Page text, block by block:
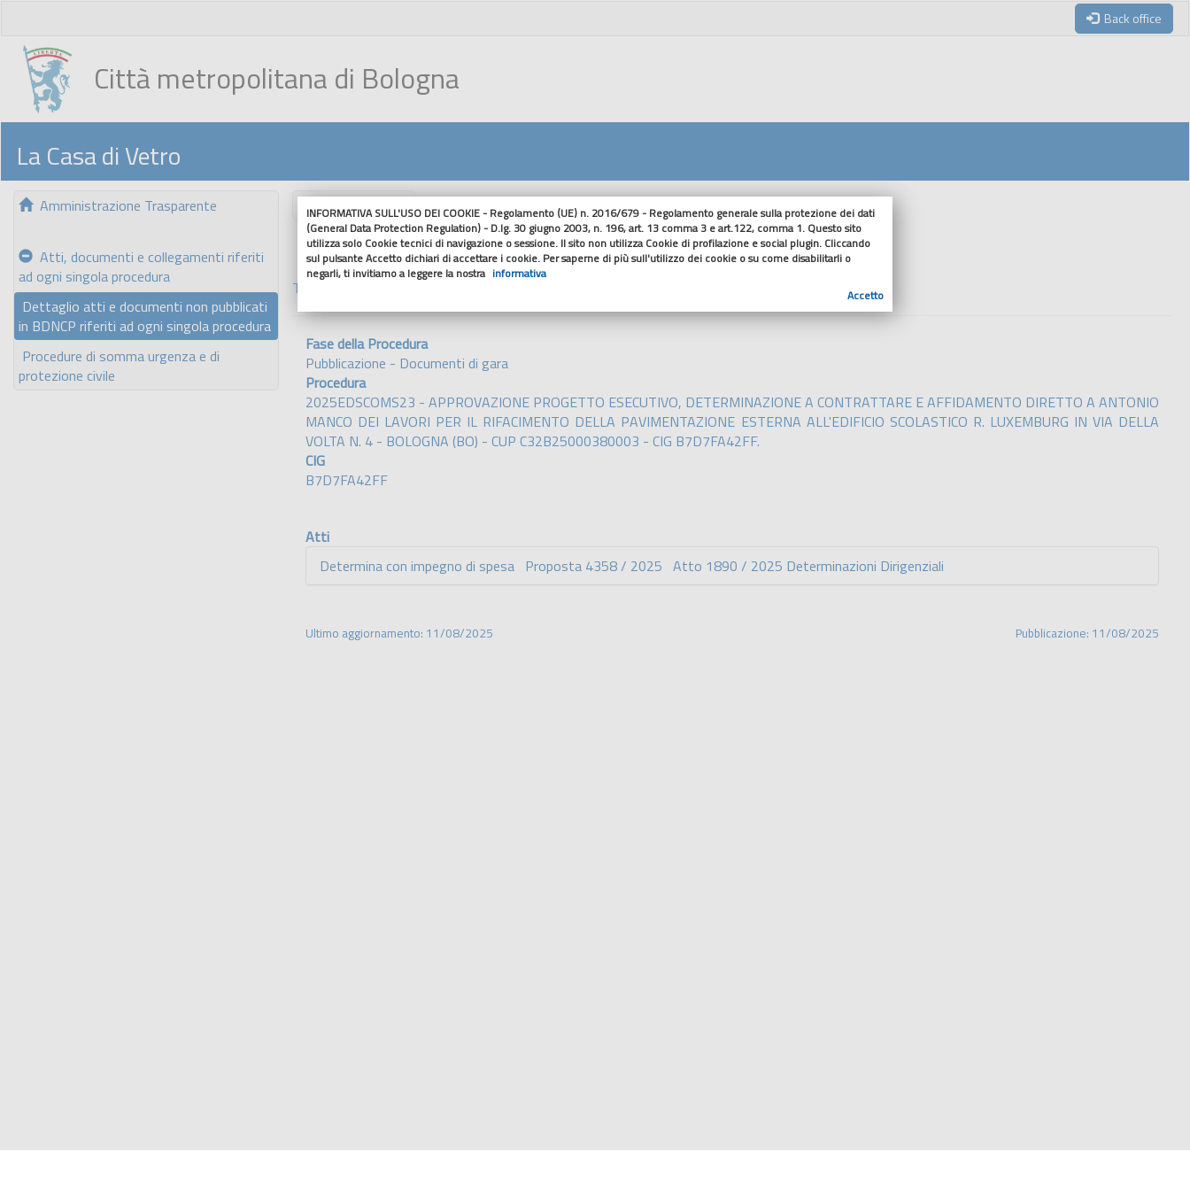
Back office
Città metropolitana di Bologna
La Casa di Vetro
Amministrazione Trasparente
Atti, documenti e collegamenti riferiti
ad ogni singola procedura
Dettaglio atti e documenti non pubblicati
in BDNCP riferiti ad ogni singola procedura
Procedure di somma urgenza e di
protezione civile
Nascondi menu
Dettaglio Contenuto
Torna indietro
Fase della Procedura
Pubblicazione - Documenti di gara
Procedura
2025EDSCOMS23 - APPROVAZIONE PROGETTO ESECUTIVO, DETERMINAZIONE A CONTRATTARE E AFFIDAMENTO DIRETTO A ANTONIO
MANCO DEI LAVORI PER IL RIFACIMENTO DELLA PAVIMENTAZIONE ESTERNA ALL'EDIFICIO SCOLASTICO R. LUXEMBURG IN VIA DELLA
VOLTA N. 4 - BOLOGNA (BO) - CUP C32B25000380003 - CIG B7D7FA42FF.
CIG
B7D7FA42FF
Atti
Determina con impegno di spesa Proposta 4358 / 2025 Atto 1890 / 2025 Determinazioni Dirigenziali
Ultimo aggiornamento: 11/08/2025 Pubblicazione: 11/08/2025
INFORMATIVA SULL'USO DEI COOKIE - Regolamento (UE) n. 2016/679 - Regolamento generale sulla protezione dei dati
(General Data Protection Regulation) - D.lg. 30 giugno 2003, n. 196, art. 13 comma 3 e art.122, comma 1. Questo sito
utilizza solo Cookie tecnici di navigazione o sessione. Il sito non utilizza Cookie di profilazione e social plugin. Cliccando
sul pulsante Accetto dichiari di accettare i cookie. Per saperne di più sull'utilizzo dei cookie o su come disabilitarli o
negarli, ti invitiamo a leggere la nostra informativa
Accetto